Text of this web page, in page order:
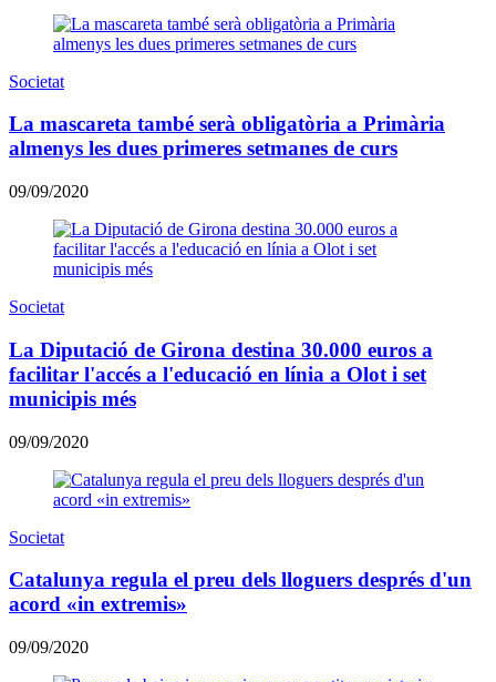
Societat
La mascareta també serà obligatòria a Primària
almenys les dues primeres setmanes de curs
09/09/2020
Societat
La Diputació de Girona destina 30.000 euros a
facilitar l'accés a l'educació en línia a Olot i set
municipis més
09/09/2020
Societat
Catalunya regula el preu dels lloguers després d'un
acord «in extremis»
09/09/2020